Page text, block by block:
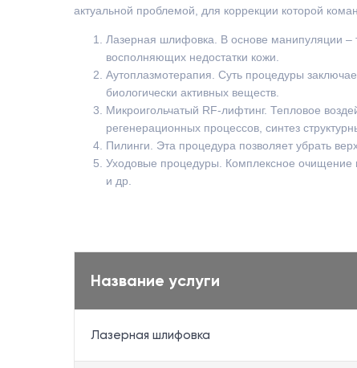
актуальной проблемой, для коррекции которой
Лазерная шлифовка. В основе манипуляции –
восполняющих недостатки кожи.
Аутоплазмотерапия. Суть процедуры
биологически активных веществ.
Микроигольчатый RF-лифтинг. Тепловое
регенерационных процессов, синтез
Пилинги. Эта процедура позволяет убрать
Уходовые процедуры. Комплексное очищение
и др.
Название услуги
Лазерная шлифовка